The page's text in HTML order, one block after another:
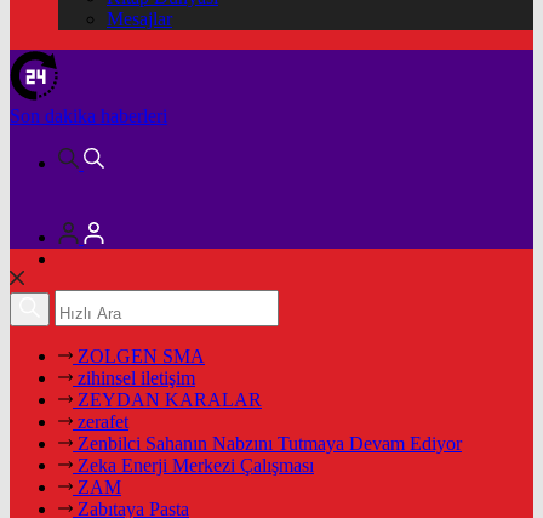
Mesajlar
Son dakika haberleri
ZOLGEN SMA
zihinsel iletişim
ZEYDAN KARALAR
zerafet
Zenbilci Sahanın Nabzını Tutmaya Devam Ediyor
Zeka Enerji Merkezi Çalışması
ZAM
Zabıtaya Pasta